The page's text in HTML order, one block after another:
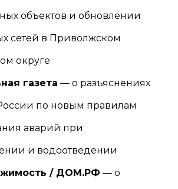
объектов и обновлении
сетей в Приволжском
округе
газета — о разъяснениях
по новым правилам
аварий при
и водоотведении
/ ДОМ.РФ — о